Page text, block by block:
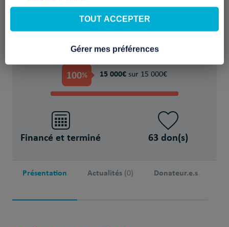
Famille(s) fragilisée(s)
PROJET FINANCÉ !
100% 15 000€ sur 15 000€
Financé et terminé 63 don(s)
Présentation Actualités (0) Donateur.e.s
TOUT ACCEPTER
Gérer mes préférences